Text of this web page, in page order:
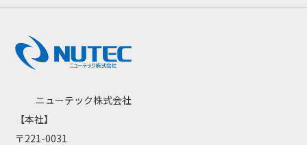
ニューテック株式会社
【本社】
〒221-0031